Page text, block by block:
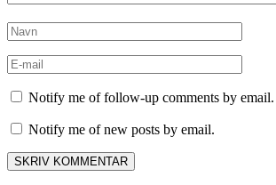
Notify me of follow-up comments by email.
Notify me of new posts by email.